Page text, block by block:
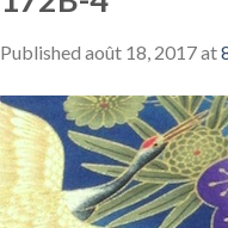
Published août 18, 2017at